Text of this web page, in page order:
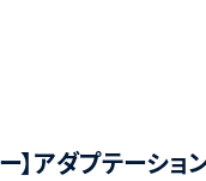
】アダプテーシ